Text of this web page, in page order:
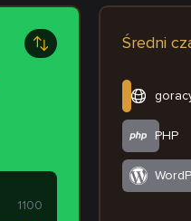
1100
Średni
PHP